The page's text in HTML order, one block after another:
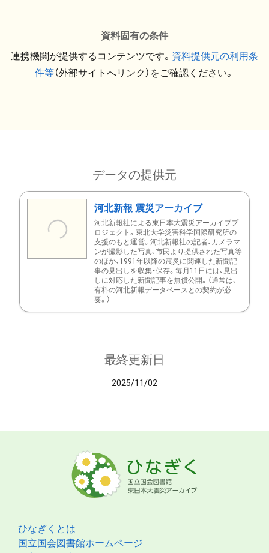
資料固有の条件
連携機関が提供するコンテンツです。 資料提供元の利用条
件等（外部サイトへリンク）をご確認ください。
データの提供元
河北新報 震災アーカイブ
河北新報社による東日本大震災アーカイブプ
ロジェクト。東北大学災害科学国際研究所の
支援のもと運営。河北新報社の記者、カメラマ
ンが撮影した写真、市民より提供された写真等
のほか、1991年以降の震災に関連した新聞記
事の見出しを収集・保存。毎月11日には、見出
しに対応した新聞記事を無償公開。（通常は、
有料の河北新報データベースとの契約が必
要。）
最終更新日
2025/11/02
ひなぎくとは
国立国会図書館ホームページ